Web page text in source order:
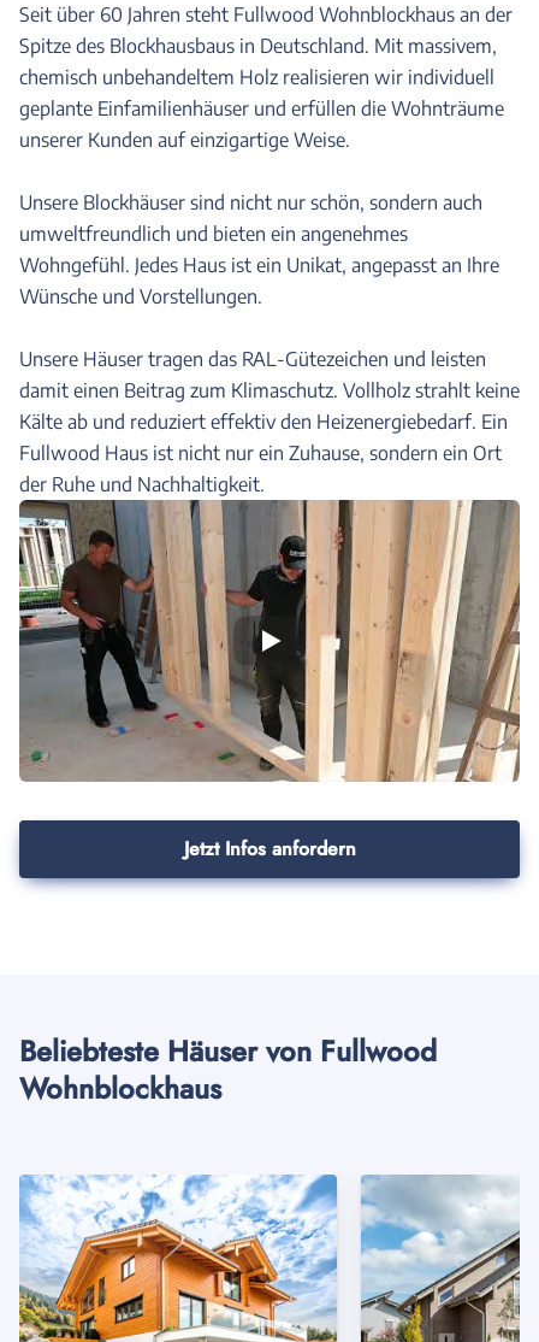
Seit über 60 Jahren steht Fullwood Wohnblockhaus an der
Spitze des Blockhausbaus in Deutschland. Mit massivem,
chemisch unbehandeltem Holz realisieren wir individuell
geplante Einfamilienhäuser und erfüllen die Wohnträume
unserer Kunden auf einzigartige Weise.
Unsere Blockhäuser sind nicht nur schön, sondern auch
umweltfreundlich und bieten ein angenehmes
Wohngefühl. Jedes Haus ist ein Unikat, angepasst an Ihre
Wünsche und Vorstellungen.
Unsere Häuser tragen das RAL-Gütezeichen und leisten
damit einen Beitrag zum Klimaschutz. Vollholz strahlt keine
Kälte ab und reduziert effektiv den Heizenergiebedarf. Ein
Fullwood Haus ist nicht nur ein Zuhause, sondern ein Ort
der Ruhe und Nachhaltigkeit.
Jetzt Infos anfordern
Beliebteste Häuser von Fullwood
Wohnblockhaus